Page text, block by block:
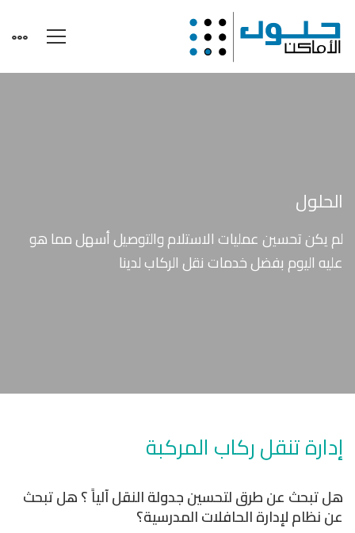
الركاب
الحلول
لم يكن تحسين عمليات الاستلام والتوصيل أسهل مما هو
عليه اليوم بفضل خدمات نقل الركاب لدينا
إدارة تنقل ركاب المركبة
هل تبحث عن طرق لتحسين جدولة النقل آلياً ؟ هل تبحث
عن نظام لإدارة الحافلات المدرسية؟